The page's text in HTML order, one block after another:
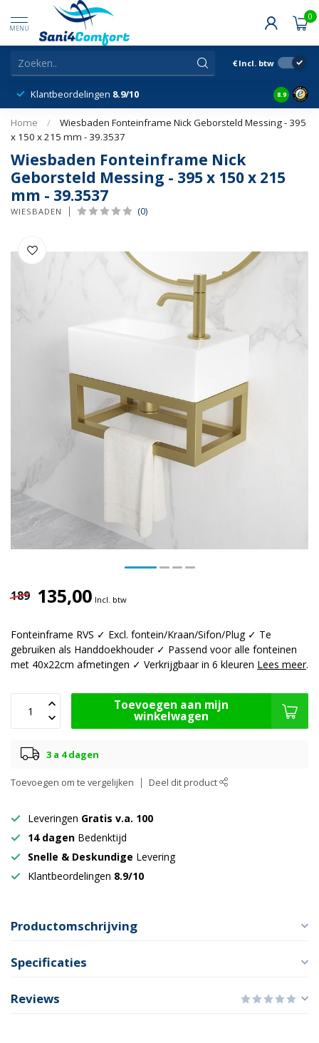
MENU
0
€ Incl. btw
Klantbeordelingen 8.9/10 8.9
Home /
Wiesbaden Fonteinframe Nick Geborsteld Messing - 395
x 150 x 215 mm - 39.3537
Wiesbaden Fonteinframe Nick
Geborsteld Messing - 395 x 150 x 215
mm - 39.3537
WIESBADEN (0)
189 135,00 Incl. btw
Fonteinframe RVS ✓ Excl. fontein/Kraan/Sifon/Plug ✓ Te
gebruiken als Handdoekhouder ✓ Passend voor alle fonteinen
met 40x22cm afmetingen ✓ Verkrijgbaar in 6 kleuren Lees meer.
Toevoegen aan mijn
winkelwagen
3 a 4 dagen
Toevoegen om te vergelijken Deel dit product
Leveringen Gratis v.a. 100
14 dagen Bedenktijd
Snelle & Deskundige Levering
Klantbeordelingen 8.9/10
Productomschrijving
Specificaties
Reviews